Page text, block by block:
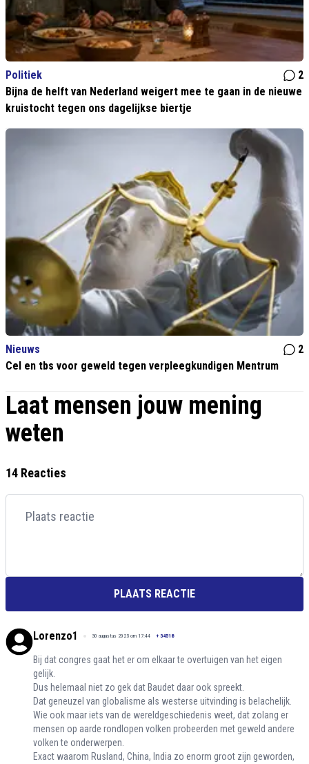
Politiek
2
Bijna de helft van Nederland weigert mee te gaan in de nieuwe
kruistocht tegen ons dagelijkse biertje
Nieuws
2
Cel en tbs voor geweld tegen verpleegkundigen Mentrum
Laat mensen jouw mening
weten
14 Reacties
PLAATS REACTIE
Lorenzo1 30 augustus 2025 om 17:44 + 34518
Bij dat congres gaat het er om elkaar te overtuigen van het eigen
gelijk.
Dus helemaal niet zo gek dat Baudet daar ook spreekt.
Dat geneuzel van globalisme als westerse uitvinding is belachelijk.
Wie ook maar iets van de wereldgeschiedenis weet, dat zolang er
mensen op aarde rondlopen volken probeerden met geweld andere
volken te onderwerpen.
Exact waarom Rusland, China, India zo enorm groot zijn geworden,